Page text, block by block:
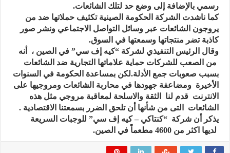
رسمي بالإضافة إلى وضع حد لتلك الشائعات.
كما ناشدت الشركة الحكومة الصينية تكثيف حملاتها ضد من
يروجون الشائعات عبر وسائل التواصل الاجتماعي ونشر صور
كاذبة تضر منتجاتها وسمعتها في السوق.
وقال الرئيس التنفيذي لشركة “كيه إف سي” في الصين ، أنه
من الصعب للشركات حماية علاماتها التجارية ضد الشائعات
بسبب صعوبات جمع الأدلة.لكن بمساعدة الحكومة في السنوات
الأخيرة ومضاعفة جهودها في محاربة الشائعات ومروجيها على
الانترنت قدم لنا الثقة والاسلحة لمعاقبة مروجي مثل هذه
الشائعات التى من شأنها أن تلحق الضرر بسمعتنا الاقتصادية .
يذكر أن شركة “كنتاكي – كيه إف سي” للوجبات السريعة
لديها اكثر من 4600 مطعماً في الصين.